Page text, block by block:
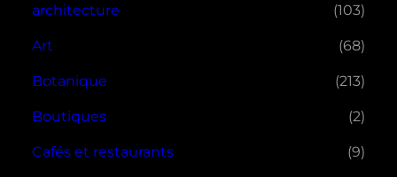
architecture (103)
Art (68)
Botanique (213)
Boutiques (2)
Cafés et restaurants (9)